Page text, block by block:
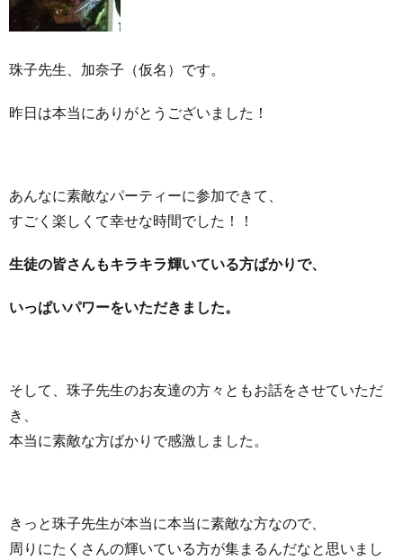
珠子先生、加奈子（仮名）です。
昨日は本当にありがとうございました！
あんなに素敵なパーティーに参加できて、
すごく楽しくて幸せな時間でした！！
生徒の皆さんもキラキラ輝いている方ばかりで、
いっぱいパワーをいただきました。
そして、珠子先生のお友達の方々ともお話をさせていただ
き、
本当に素敵な方ばかりで感激しました。
きっと珠子先生が本当に本当に素敵な方なので、
周りにたくさんの輝いている方が集まるんだなと思いまし